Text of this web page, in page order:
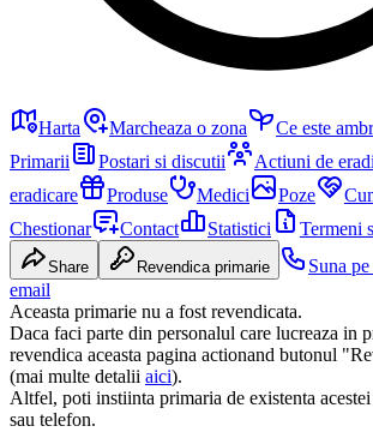
Harta Marcheaza o zona Ce este
Primarii
Postari si discutii Actiuni de
eradicare
Produse Medici Poze
Chestionar
Contact Statistici Termeni
Share Revendica primarie Suna
email
Aceasta primarie nu a fost revendicata.
Daca faci parte din personalul care lucreaza in
revendica aceasta pagina actionand butonul
(mai multe detalii aici).
Altfel, poti instiinta primaria de existenta
sau telefon.